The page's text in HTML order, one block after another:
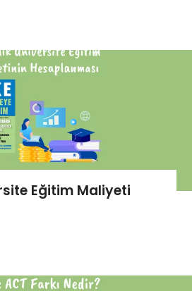
Eğitim Maliyeti